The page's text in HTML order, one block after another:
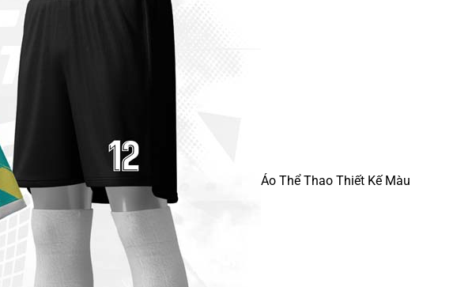
Áo Thể Thao Thiết Kế Màu